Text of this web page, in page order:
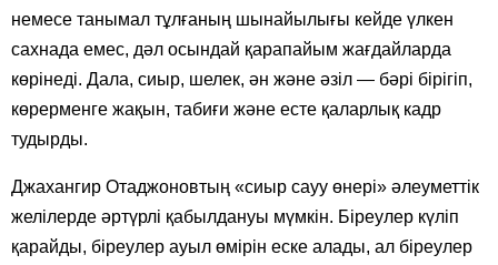
немесе танымал тұлғаның шынайылығы кейде үлкен
сахнада емес, дәл осындай қарапайым жағдайларда
көрінеді. Дала, сиыр, шелек, ән және әзіл — бәрі бірігіп,
көрерменге жақын, табиғи және есте қаларлық кадр
тудырды.
Джахангир Отаджоновтың «сиыр сауу өнері» әлеуметтік
желілерде әртүрлі қабылдануы мүмкін. Біреулер күліп
қарайды, біреулер ауыл өмірін еске алады, ал біреулер